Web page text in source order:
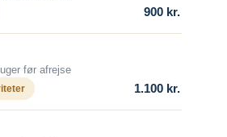
polio som led i
skal betales af den rejsende
information om
sePoliovaccine (Imovax
bidt af et dyr, som kunne
henblik på yderligere
selv om man er
900 kr.
før afrejse
1.100 kr.